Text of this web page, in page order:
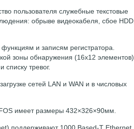
пользователя служебные текстовые
обрыве видеокабеля, сбое HDD,
и записям регистратора.
зоны обнаружения (16х12 элементов),
списку тревог.
сетей LAN и WAN и в числовых
имеет размеры 432×326×90мм.